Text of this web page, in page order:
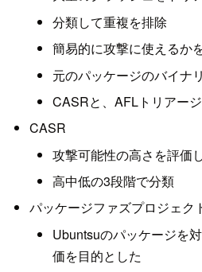
分類して重複を排除
簡易的に攻撃に使えるか
元のパッケージのバイナ
CASRと、AFLトリアー
CASR
攻撃可能性の高さを評価
高中低の3段階で分類
パッケージファズプロジェク
Ubuntsuのパッケージを
価を目的とした